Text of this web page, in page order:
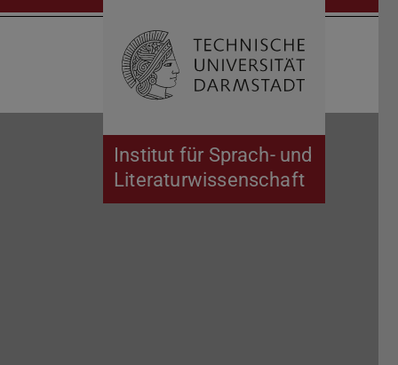
Institut für Sprach- und
Literaturwissenschaft
Suche öffnen